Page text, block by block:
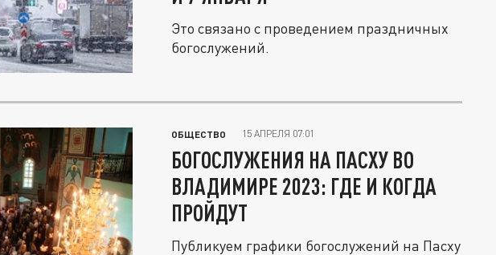
Это связано с проведением праздничных
богослужений.
ОБЩЕСТВО 15 АПРЕЛЯ 07:01
БОГОСЛУЖЕНИЯ НА ПАСХУ ВО
ВЛАДИМИРЕ 2023: ГДЕ И КОГДА
ПРОЙДУТ
Публикуем графики богослужений на Пасху